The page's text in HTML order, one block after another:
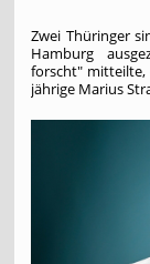
Zwei Thüringer
Hamburg
forscht" mitteilte,
jährige Marius